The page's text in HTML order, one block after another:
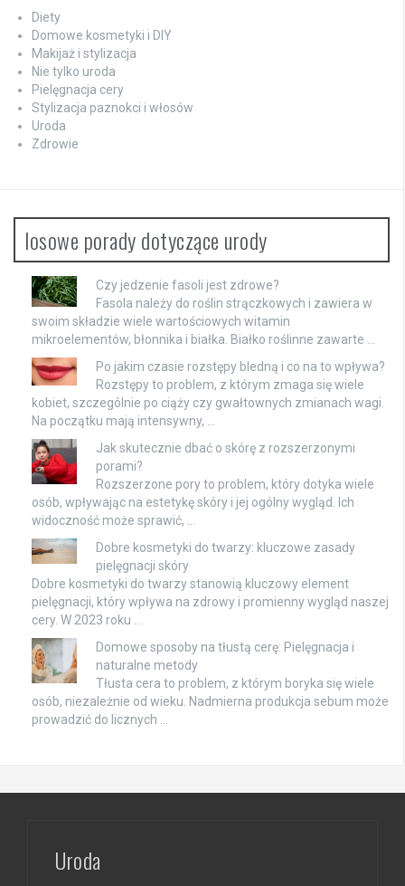
Diety
Domowe kosmetyki i DIY
Makijaż i stylizacja
Nie tylko uroda
Pielęgnacja cery
Stylizacja paznokci i włosów
Uroda
Zdrowie
losowe porady dotyczące urody
Czy jedzenie fasoli jest zdrowe?
Fasola należy do roślin strączkowych i zawiera w
swoim składzie wiele wartościowych witamin
mikroelementów, błonnika i białka. Białko roślinne zawarte …
Po jakim czasie rozstępy bledną i co na to wpływa?
Rozstępy to problem, z którym zmaga się wiele
kobiet, szczególnie po ciąży czy gwałtownych zmianach wagi.
Na początku mają intensywny, …
Jak skutecznie dbać o skórę z rozszerzonymi
porami?
Rozszerzone pory to problem, który dotyka wiele
osób, wpływając na estetykę skóry i jej ogólny wygląd. Ich
widoczność może sprawić, …
Dobre kosmetyki do twarzy: kluczowe zasady
pielęgnacji skóry
Dobre kosmetyki do twarzy stanowią kluczowy element
pielęgnacji, który wpływa na zdrowy i promienny wygląd naszej
cery. W 2023 roku …
Domowe sposoby na tłustą cerę: Pielęgnacja i
naturalne metody
Tłusta cera to problem, z którym boryka się wiele
osób, niezależnie od wieku. Nadmierna produkcja sebum może
prowadzić do licznych …
Uroda